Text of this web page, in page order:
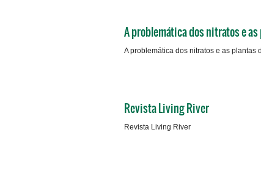
A problemática dos nitratos e
A problemática dos nitratos e as plantas
Revista Living River
Revista Living River